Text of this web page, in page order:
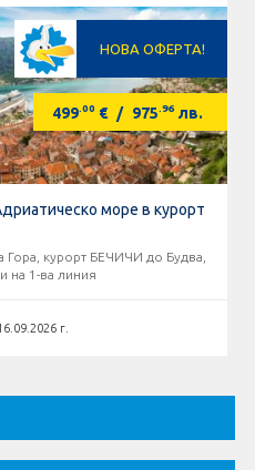
НОВА ОФЕРТА!
499.00 € / 975.96 лв.
море в курорт
курорт БЕЧИЧИ до Будва,
на 1-ва линия
г.